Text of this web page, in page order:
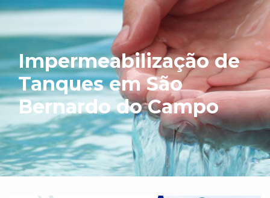
Impermeabilização de
Tanques em São
Bernardo do Campo